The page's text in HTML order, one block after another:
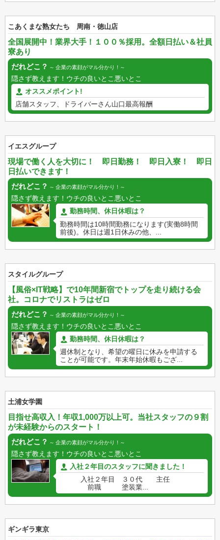
こあくまな熟女たち 周南・徳山店
全国展開中！業界大手！１００％採用。全額日払い＆社員
寮あり
だれどこ？
企業の素顔がマル分かり！
隠さず教えます！ウチの良いとこ悪いとこ
オススメポイント!
店舗スタッフ、ドライバーさん山口最高報酬
イエスグループ
現場で働く人を大切に！ 即日勤務！ 即日入寮！ 即日
日払いできます！
だれどこ？
企業の素顔がマル分かり！
隠さず教えます！ウチの良いとこ悪いとこ
勤務時間、休日休暇は？
勤務時間は10時間勤務になります(実働8時間
前後)。休日は週1日休みの他、...
スタイルグループ
【風俗×IT戦略】で10年間新宿でトップを走り続ける会
社。コロナでリストラはゼロ
だれどこ？
企業の素顔がマル分かり！
隠さず教えます！ウチの良いとこ悪いとこ
勤務時間、休日休暇は？
週休制となり、希望の曜日に休みを申請する
ことが可能です。年末年始休暇もござ...
土浦女学園
目指せ高収入！年収1,000万以上可。当社スタッフの９割
が未経験からのスタート！
だれどこ？
企業の素顔がマル分かり！
隠さず教えます！ウチの良いとこ悪いとこ
入社２年目のスタッフに聞きました！
入社２年目 ３０代 主任
前職 塗装業...
ギンギラ東京